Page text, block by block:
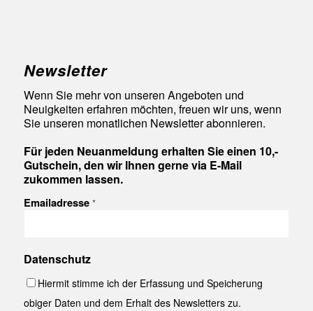
Newsletter
Wenn Sie mehr von unseren Angeboten und
Neuigkeiten erfahren möchten, freuen wir uns, wenn
Sie unseren monatlichen Newsletter abonnieren.
Für jeden Neuanmeldung erhalten Sie einen 10,-
Gutschein, den wir Ihnen gerne via E-Mail
zukommen lassen.
Emailadresse *
Datenschutz
Hiermit stimme ich der Erfassung und Speicherung
obiger Daten und dem Erhalt des Newsletters zu.